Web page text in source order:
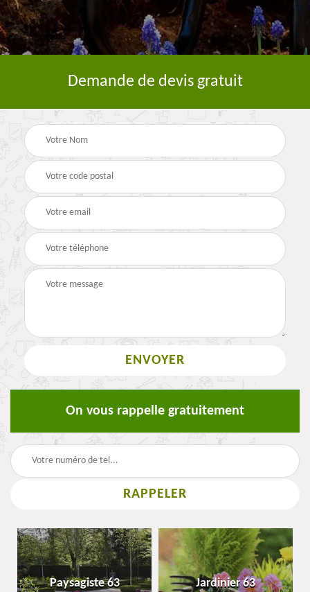
Demande de devis gratuit
On vous rappelle gratuitement
Paysagiste 63 Jardinier 63